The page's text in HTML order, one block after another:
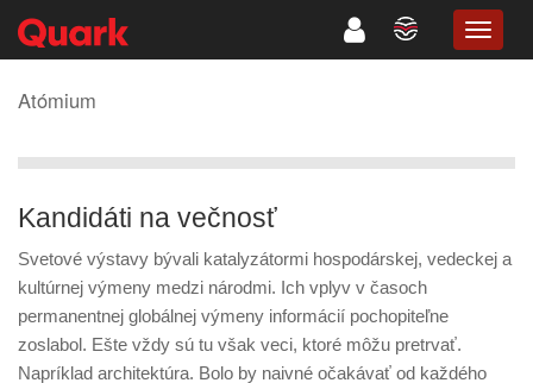
Atómium
Kandidáti na večnosť
Svetové výstavy bývali katalyzátormi hospodárskej, vedeckej a
kultúrnej výmeny medzi národmi. Ich vplyv v časoch
permanentnej globálnej výmeny informácií pochopiteľne
zoslabol. Ešte vždy sú tu však veci, ktoré môžu pretrvať.
Napríklad architektúra. Bolo by naivné očakávať od každého